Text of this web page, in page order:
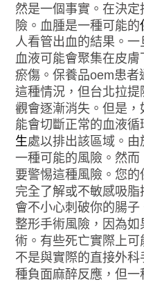
然是一個事實。在決
險。血腫是一種可能的
人看管出血的結果。
血液可能會聚集在皮
瘀傷。保養品oem患者
這種情況，但台北拉
觀會逐漸消失。但是，
能會切斷正常的血液
生處以排出該區域。
一種可能的風險。然
要警惕這種風險。您
完全了解或不敏感吸
會不小心刺破你的腸
整形手術風險，因為
術。有些死亡實際上
不是與實際的直接外
種負面麻醉反應，但